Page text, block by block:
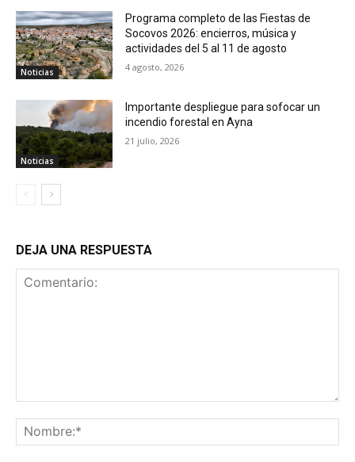
Noticias
Programa completo de las Fiestas de
Socovos 2026: encierros, música y
actividades del 5 al 11 de agosto
4 agosto, 2026
Noticias
Importante despliegue para sofocar un
incendio forestal en Ayna
21 julio, 2026
DEJA UNA RESPUESTA